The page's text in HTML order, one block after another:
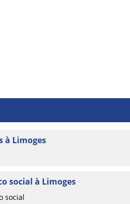
à Limoges
social à Limoges
social